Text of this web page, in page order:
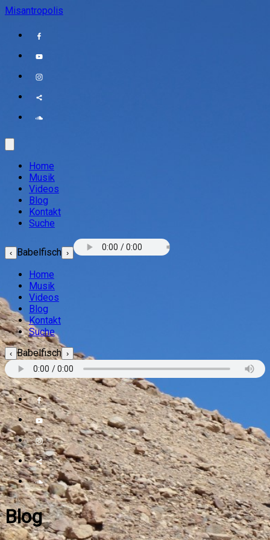
Misantropolis
Home
Musik
Videos
Blog
Kontakt
Suche
‹ Babelfisch ›
Home
Musik
Videos
Blog
Kontakt
Suche
‹ Babelfisch ›
Blog